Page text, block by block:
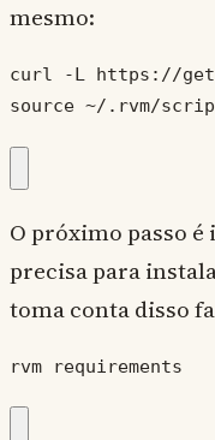
mesmo:
curl -L https://
source ~/.rvm/
O próximo passo é
precisa para
toma conta disso
rvm requirements